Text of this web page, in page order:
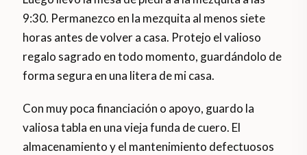
9:30. Permanezco en la mezquita al menos siete
horas antes de volver a casa. Protejo el valioso
regalo sagrado en todo momento, guardándolo de
forma segura en una litera de mi casa.
Con muy poca financiación o apoyo, guardo la
valiosa tabla en una vieja funda de cuero. El
almacenamiento y el mantenimiento defectuosos